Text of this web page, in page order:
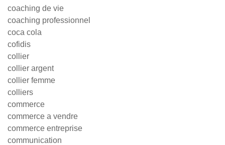
coaching de vie
coaching professionnel
coca cola
cofidis
collier
collier argent
collier femme
colliers
commerce
commerce a vendre
commerce entreprise
communication